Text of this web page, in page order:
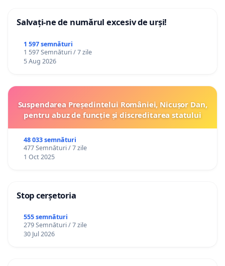
Salvați-ne de numărul excesiv de urși!
1 597 semnături
1 597 Semnături / 7 zile
5 Aug 2026
Suspendarea Președintelui României, Nicușor Dan,
pentru abuz de funcție și discreditarea statului
48 033 semnături
477 Semnături / 7 zile
1 Oct 2025
Stop cerșetoria
555 semnături
279 Semnături / 7 zile
30 Jul 2026